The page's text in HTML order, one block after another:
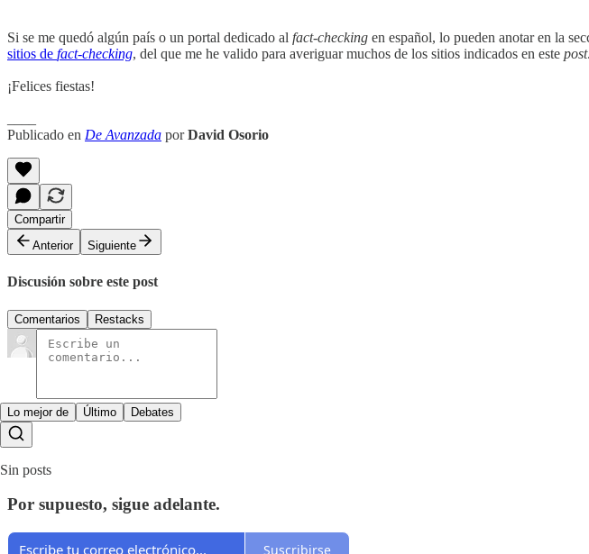
Si se me quedó algún país o un portal dedicado al fact-checking en español, lo pueden anotar en la
sitios de fact-checking, del que me he valido para averiguar muchos de los sitios indicados en este post.
¡Felices fiestas!
Publicado en De Avanzada porDavid Osorio
Compartir
Anterior
Siguiente
Discusión sobre este post
Comentarios Restacks
Lo mejor de Último Debates
Sin posts
Por supuesto, sigue adelante.
Suscribirse